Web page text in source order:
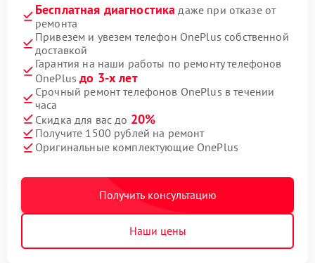
Бесплатная диагностика даже при отказе от
ремонта
Привезем и увезем телефон OnePlus собственной
доставкой
Гарантия на наши работы по ремонту телефонов
OnePlusдо 3-х лет
Срочный ремонт телефонов OnePlus в течении
часа
Скидка для вас до 20%
Получите 1500 рублей на ремонт
Оригинальные комплектующие OnePlus
Получить консультацию
Наши цены